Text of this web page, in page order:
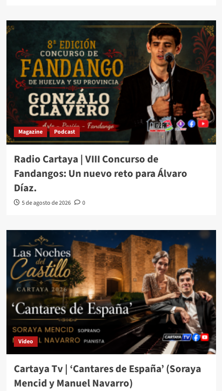
Magazine Podcast
Radio Cartaya | VIII Concurso de
Fandangos: Un nuevo reto para Álvaro
Díaz.
5 de agosto de 2026 0
Video
Cartaya Tv | ‘Cantares de España’ (Soraya
Mencid y Manuel Navarro)